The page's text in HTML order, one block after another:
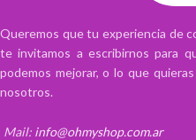
Queremos que tu experiencia de
te invitamos a escribirnos para
podemos mejorar, o lo que
nosotros.
Mail: info@ohmyshop.com.ar